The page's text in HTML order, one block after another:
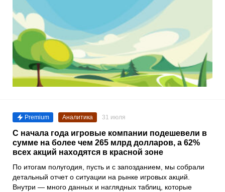
Premium Аналитика 31 июля
С начала года игровые компании подешевели в
сумме на более чем 265 млрд долларов, а 62%
всех акций находятся в красной зоне
По итогам полугодия, пусть и с запозданием, мы собрали
детальный отчет о ситуации на рынке игровых акций.
Внутри — много данных и наглядных таблиц, которые